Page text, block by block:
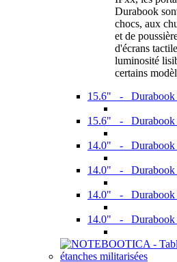
Durabook
chocs, aux
et de
d'écrans
luminosité
certains
15.6" - Durabook
15.6" - Durabook
14.0" - Durabook
14.0" - Durabook
14.0" - Durabook
14.0" - Durabook